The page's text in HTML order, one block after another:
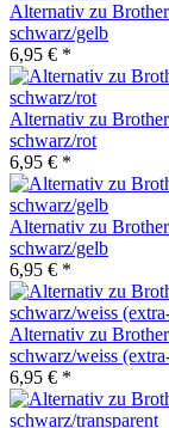
Alternativ zu
schwarz/gelb
6,95 € *
Alternativ zu
schwarz/rot
6,95 € *
Alternativ zu
schwarz/gelb
6,95 € *
Alternativ zu
schwarz/weiss
6,95 € *